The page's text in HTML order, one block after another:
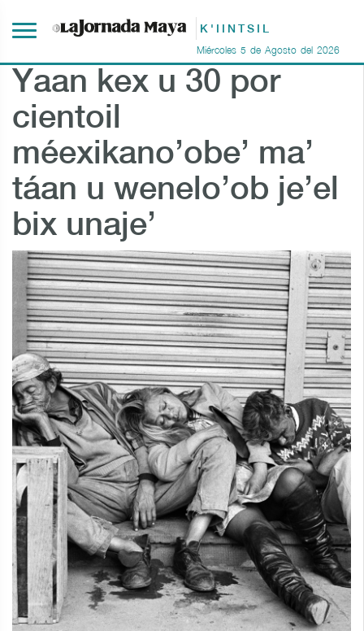
K'IINTSIL
Miércoles 5 de Agosto del 2026
Yaan kex u 30 por
cientoil
méexikano’obe’ ma’
táan u wenelo’ob je’el
bix unaje’